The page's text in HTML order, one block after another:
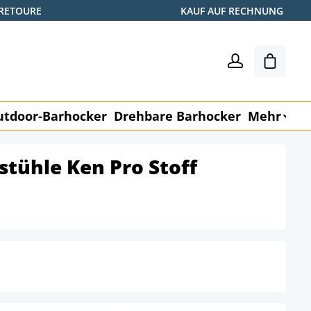
KAUF AUF RECHNUNG
Barhocker Drehbare Barhocker Mehr
Ken Pro Stoff